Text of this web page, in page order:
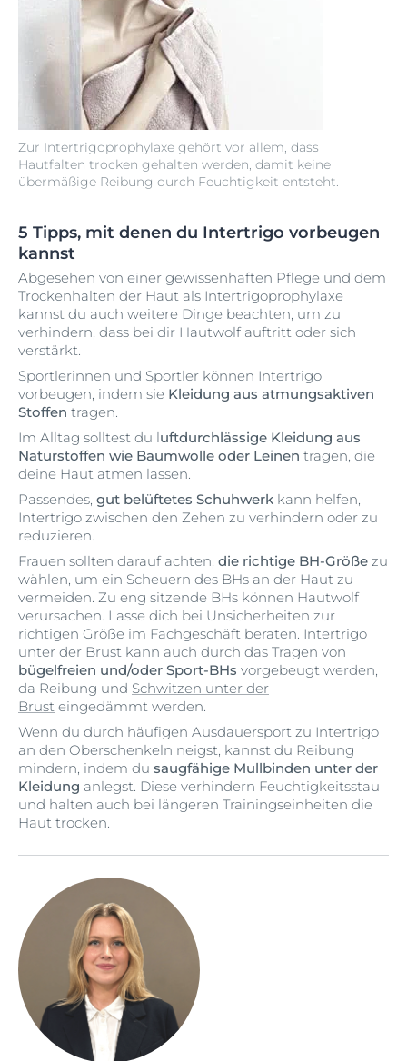
Zur Intertrigoprophylaxe gehört vor allem, dass
Hautfalten trocken gehalten werden, damit keine
übermäßige Reibung durch Feuchtigkeit entsteht.
5 Tipps, mit denen du Intertrigo vorbeugen
kannst
Abgesehen von einer gewissenhaften Pflege und dem
Trockenhalten der Haut als Intertrigoprophylaxe
kannst du auch weitere Dinge beachten, um zu
verhindern, dass bei dir Hautwolf auftritt oder sich
verstärkt.
Sportlerinnen und Sportler können Intertrigo
vorbeugen, indem sie Kleidung aus atmungsaktiven
Stoffen tragen.
Im Alltag solltest du luftdurchlässige Kleidung aus
Naturstoffen wie Baumwolle oder Leinen tragen, die
deine Haut atmen lassen.
Passendes, gut belüftetes Schuhwerk kann helfen,
Intertrigo zwischen den Zehen zu verhindern oder zu
reduzieren.
Frauen sollten darauf achten, die richtige BH-Größe zu
wählen, um ein Scheuern des BHs an der Haut zu
vermeiden. Zu eng sitzende BHs können Hautwolf
verursachen. Lasse dich bei Unsicherheiten zur
richtigen Größe im Fachgeschäft beraten. Intertrigo
unter der Brust kann auch durch das Tragen von
bügelfreien und/oder Sport-BHs vorgebeugt werden,
da Reibung und Schwitzen unter der
Brust eingedämmt werden.
Wenn du durch häufigen Ausdauersport zu Intertrigo
an den Oberschenkeln neigst, kannst du Reibung
mindern, indem du saugfähige Mullbinden unter der
Kleidung anlegst. Diese verhindern Feuchtigkeitsstau
und halten auch bei längeren Trainingseinheiten die
Haut trocken.